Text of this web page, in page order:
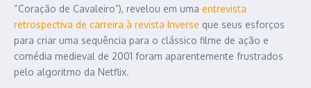
“Coração de Cavaleiro”), revelou em uma entrevista
retrospectiva de carreira à revista Inverse que seus esforços
para criar uma sequência para o clássico filme de ação e
comédia medieval de 2001 foram aparentemente frustrados
pelo algoritmo da Netflix.